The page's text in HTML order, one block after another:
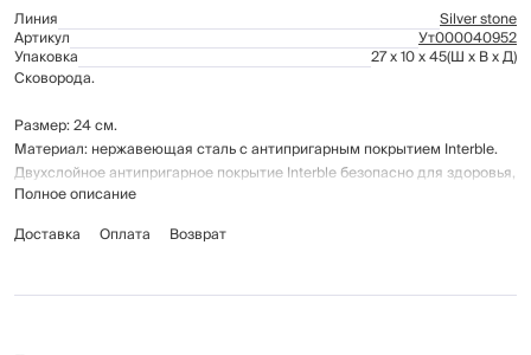
Линия
Silver stone
Артикул Ут000040952
Упаковка 27 x 10 x 45(Ш x В x Д)
Сковорода.
Размер: 24 см.
Материал: нержавеющая сталь с антипригарным покрытием Interble.
Двухслойное антипригарное покрытие Interble безопасно для здоровья,
т.к. не содержит PFOA (перфтороктановая и перфлюорооктановая
покрытие устойчиво к царапинам - износостойкое.
Подходит для всех типов плит, в том числе индукционных. Пустую
Полное описание
Доставка
Оплата Возврат